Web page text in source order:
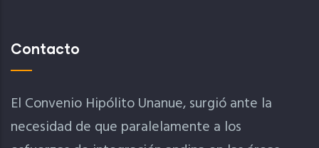
Contacto
El Convenio Hipólito Unanue, surgió ante la
necesidad de que paralelamente a los